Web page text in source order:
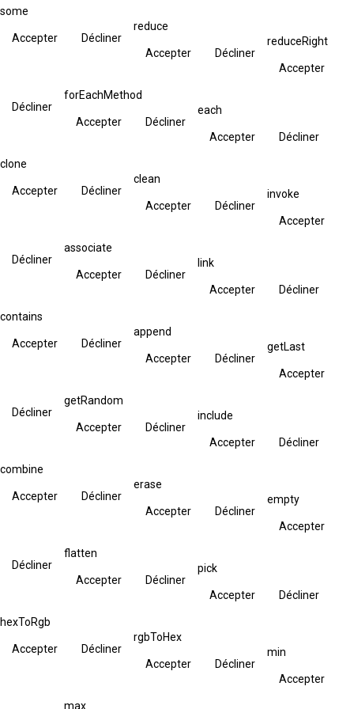
some
Accepter Décliner
reduce
Accepter Décliner
reduceRight
Accepter
Décliner
forEachMethod
Accepter Décliner
each
Accepter Décliner
clone
Accepter Décliner
clean
Accepter Décliner
invoke
Accepter
Décliner
associate
Accepter Décliner
link
Accepter Décliner
contains
Accepter Décliner
append
Accepter Décliner
getLast
Accepter
Décliner
getRandom
Accepter Décliner
include
Accepter Décliner
combine
Accepter Décliner
erase
Accepter Décliner
empty
Accepter
Décliner
flatten
Accepter Décliner
pick
Accepter Décliner
hexToRgb
Accepter Décliner
rgbToHex
Accepter Décliner
min
Accepter
max